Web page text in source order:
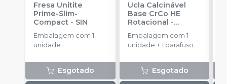
Fresa Unitite
Prime-Slim-
Compact - SIN
Embalagem com 1
unidade.
Esgotado
Ucla Calcinável
Base CrCo HE
Rotacional -
SINGULAR
Embalagem com 1
unidade + 1 parafuso.
Esgotado